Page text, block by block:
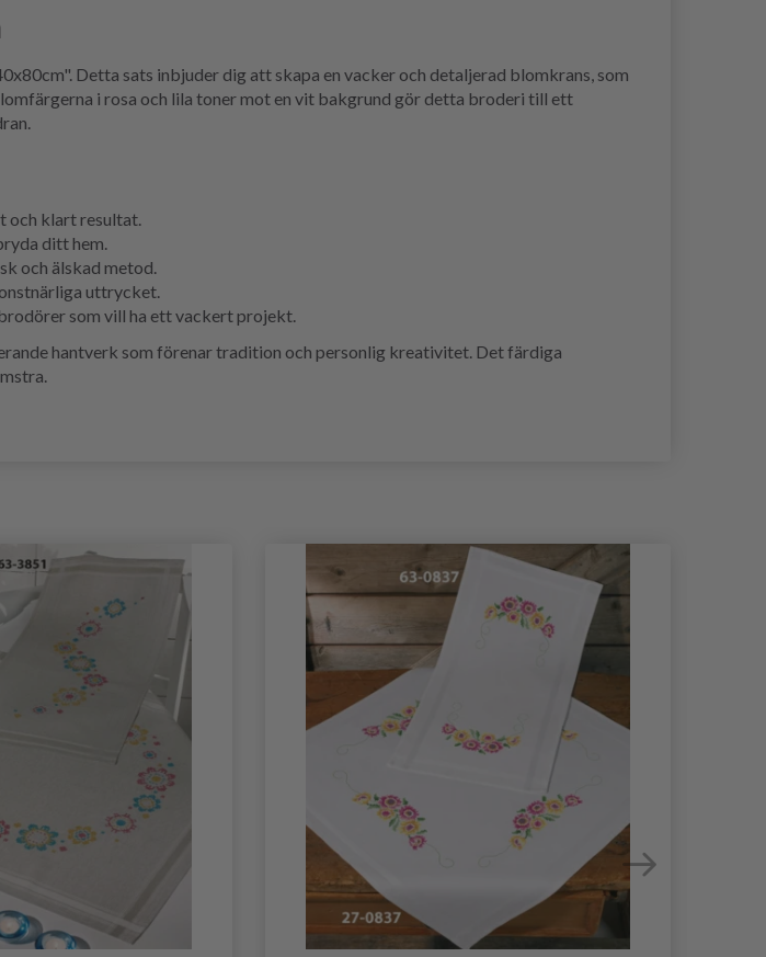
Detta sats inbjuder dig att skapa en vacker och detaljerad blomkrans, som
i rosa och lila toner mot en vit bakgrund gör detta broderi till ett
och klart resultat.
ditt hem.
och älskad metod.
uttrycket.
som vill ha ett vackert projekt.
hantverk som förenar tradition och personlig kreativitet. Det färdiga